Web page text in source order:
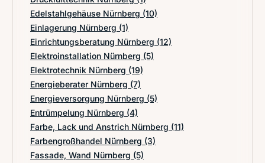
Edelstahlgehäuse Nürnberg (10)
Einlagerung Nürnberg (1)
Einrichtungsberatung Nürnberg (12)
Elektroinstallation Nürnberg (5)
Elektrotechnik Nürnberg (19)
Energieberater Nürnberg (7)
Energieversorgung Nürnberg (5)
Entrümpelung Nürnberg (4)
Farbe, Lack und Anstrich Nürnberg (11)
Farbengroßhandel Nürnberg (3)
Fassade, Wand Nürnberg (5)